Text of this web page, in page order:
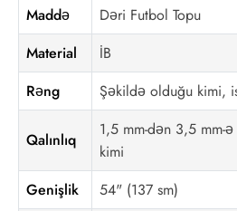
Maddə
Dəri Futbol Topu
Material
İB
Rəng
Şəkildə olduğu kimi,
Qalınlıq
1,5 mm-dən 3,5 mm-
kimi
Genişlik
54" (137 sm)